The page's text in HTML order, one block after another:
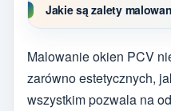
Jakie są zalety
Malowanie okien PCV
zarówno estetycznych,
wszystkim pozwala na